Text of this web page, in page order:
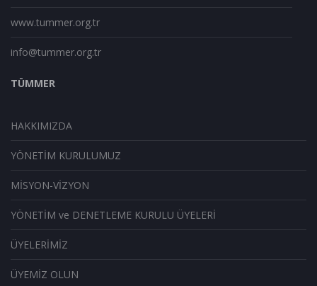
www.tummer.org.tr
info@tummer.org.tr
TÜMMER
HAKKIMIZDA
YÖNETİM KURULUMUZ
MİSYON-VİZYON
YÖNETİM ve DENETLEME KURULU ÜYELERİ
ÜYELERİMİZ
ÜYEMİZ OLUN